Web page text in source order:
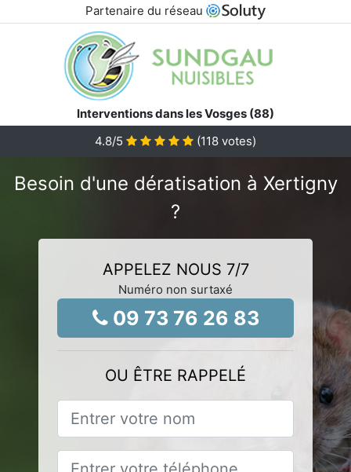
Partenaire du réseau
Interventions dans les Vosges (88)
4.8/5 (118 votes)
Besoin d'une dératisation à Xertigny
?
APPELEZ NOUS 7/7
Numéro non surtaxé
09 73 76 26 83
OU ÊTRE RAPPELÉ